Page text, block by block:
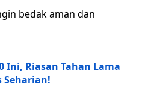
bedak aman dan
Ini, Riasan Tahan Lama
Seharian!